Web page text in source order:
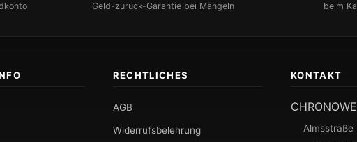
Geld-zurück-Garantie bei Mängeln beim
RECHTLICHES
AGB
Widerrufsbelehrung
KONTAKT
Almsstraße